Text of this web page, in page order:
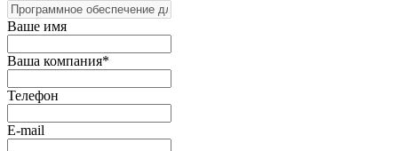
Ваше имя
Ваша компания*
Телефон
E-mail